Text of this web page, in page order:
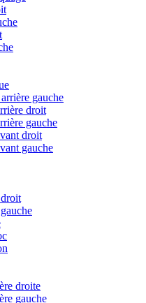
gauche
droit
gauche
droit
gauche
droite
gauche